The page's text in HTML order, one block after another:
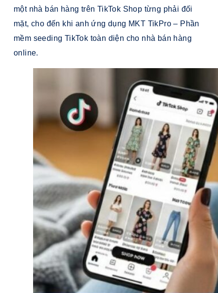
một nhà bán hàng trên TikTok Shop từng phải đối
mặt, cho đến khi anh ứng dụng MKT TikPro – Phần
mềm seeding TikTok toàn diện cho nhà bán hàng
online.